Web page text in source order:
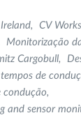
CV
Monitorização
Cargobull
de
condução
and sensor